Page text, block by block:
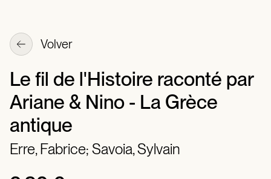
Volver
Le fil de l'Histoire raconté par
Ariane & Nino - La Grèce
antique
Erre, Fabrice; Savoia, Sylvain